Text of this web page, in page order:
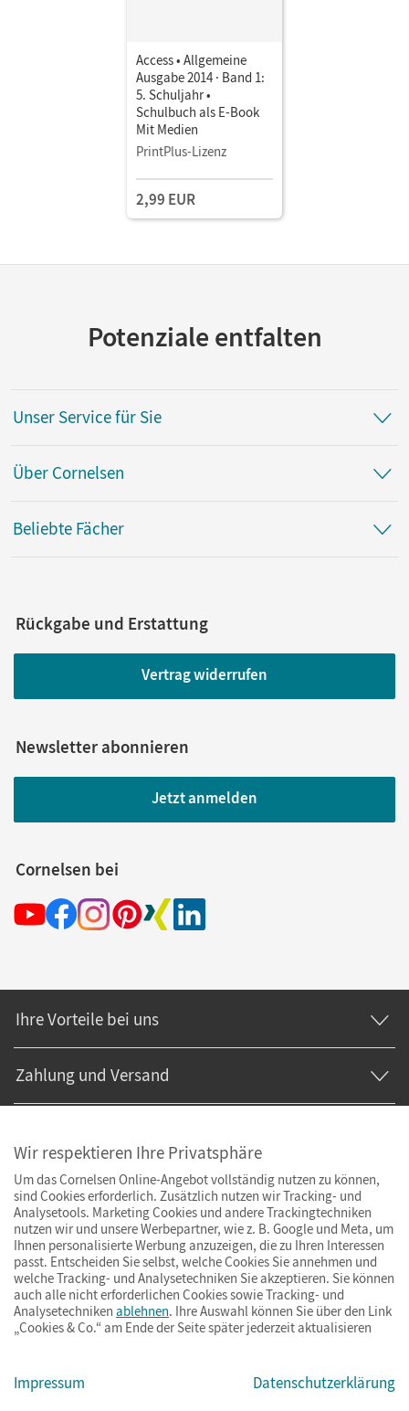
Access • Allgemeine
Ausgabe 2014 · Band 1:
5. Schuljahr •
Schulbuch als E-Book
Mit Medien
PrintPlus-Lizenz
2,99 EUR
Potenziale entfalten
Unser Service für Sie
Über Cornelsen
Beliebte Fächer
Rückgabe und Erstattung
Vertrag widerrufen
Newsletter abonnieren
Jetzt anmelden
Cornelsen bei
Ihre Vorteile bei uns
Zahlung und Versand
© Cornelsen Verlag 2026
ImpressumAGBDatenschutzBarrierefreiheitCookies & Co.
Wir respektieren Ihre Privatsphäre
Um das Cornelsen Online-Angebot vollständig nutzen zu können,
sind Cookies erforderlich. Zusätzlich nutzen wir Tracking- und
Analysetools. Marketing Cookies und andere Trackingtechniken
nutzen wir und unsere Werbepartner, wie z. B. Google und Meta, um
Ihnen personalisierte Werbung anzuzeigen, die zu Ihren Interessen
passt. Entscheiden Sie selbst, welche Cookies Sie annehmen und
welche Tracking- und Analysetechniken Sie akzeptieren. Sie können
auch alle nicht erforderlichen Cookies sowie Tracking- und
Analysetechniken ablehnen. Ihre Auswahl können Sie über den Link
„Cookies & Co.“ am Ende der Seite später jederzeit aktualisieren
Impressum Datenschutzerklärung